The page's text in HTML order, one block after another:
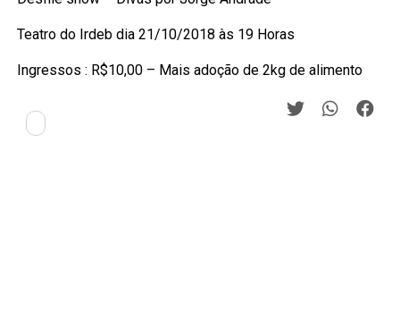
Teatro do Irdeb dia 21/10/2018 às 19 Horas
Ingressos : R$10,00 – Mais adoção de 2kg de alimento